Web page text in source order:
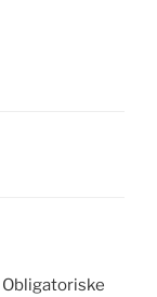
Obligatoriske